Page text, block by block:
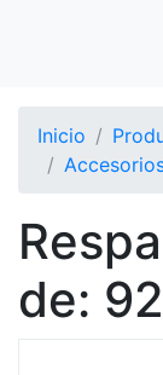
Inicio
de: